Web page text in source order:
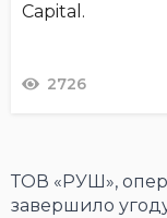
Capital.
2726
ТОВ «РУШ»,
завершило